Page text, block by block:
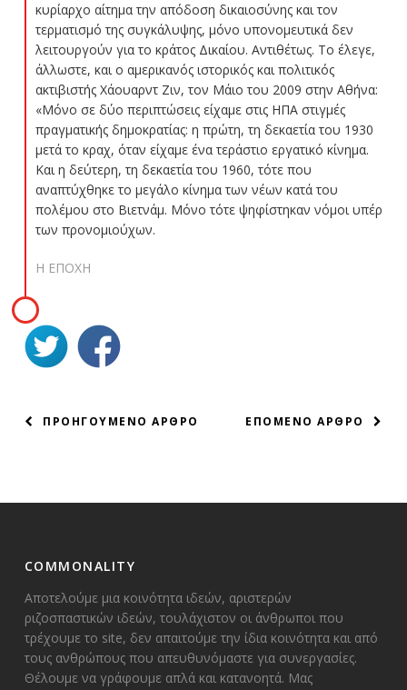
κυρίαρχο αίτημα την απόδοση δικαιοσύνης και τον
τερματισμό της συγκάλυψης, μόνο υπονομευτικά δεν
λειτουργούν για το κράτος Δικαίου. Αντιθέτως. Το έλεγε,
άλλωστε, και ο αμερικανός ιστορικός και πολιτικός
ακτιβιστής Χάουαρντ Ζιν, τον Μάιο του 2009 στην Αθήνα:
«Μόνο σε δύο περιπτώσεις είχαμε στις ΗΠΑ στιγμές
πραγματικής δημοκρατίας: η πρώτη, τη δεκαετία του 1930
μετά το κραχ, όταν είχαμε ένα τεράστιο εργατικό κίνημα.
Και η δεύτερη, τη δεκαετία του 1960, τότε που
αναπτύχθηκε το μεγάλο κίνημα των νέων κατά του
πολέμου στο Βιετνάμ. Μόνο τότε ψηφίστηκαν νόμοι υπέρ
των προνομιούχων.
Η ΕΠΟΧΗ
ΠΛΟΗΓΗΣΗ
ΕΠΟΜΕΝΟ ΑΡΘΡΟ
ΠΡΟΗΓΟΥΜΕΝΟ ΑΡΘΡΟ
COMMONALITY
Αποτελούμε μια κοινότητα ιδεών, αριστερών
ριζοσπαστικών ιδεών, τουλάχιστον οι άνθρωποι που
τρέχουμε το site, δεν απαιτούμε την ίδια κοινότητα και από
τους ανθρώπους που απευθυνόμαστε για συνεργασίες.
Θέλουμε να γράφουμε απλά και κατανοητά. Μας